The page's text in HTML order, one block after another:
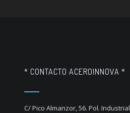
* CONTACTO ACEROINNOVA *
C/ Pico Almanzor, 56. Pol.